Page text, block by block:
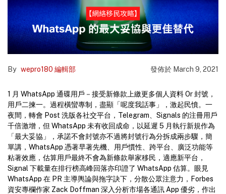
By wepro180 編輯部 發佈於 March 9, 2021
1 月 WhatsApp 通碟用戶－接受新條款上繳更多個人資料 Or 封號，
用戶二揀一。過程橫蠻專制，盡顯「呢度我話事」，激起民憤。一
夜間，轉會 Post 洗版各社交平台，Telegram、Signals 的注冊用戶
千倍激增，但 WhatsApp 未有收回成命，以延遲 5 月執行新規作為
「最大妥協」，承諾不會封號亦不過將封號行為分拆成兩步驟，簡
單講，WhatsApp 憑著早著先機、用戶慣性、跨平台、廣泛功能等
粘著效應，估算用戶最終不會為新條款舉家移民，適應新平台，
Signal 下載量在排行榜高峰回落亦印證了 WhatsApp 估算。眼見
WhatsApp 在 PR 主導輿論與拖字訣下，分散公眾注意力，Forbes
資安專欄作家 Zack Doffman 深入分析市場各通訊 App 優劣，作出